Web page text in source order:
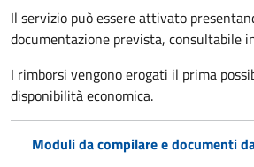
Il servizio può essere attivato
documentazione prevista, consultabile
I rimborsi vengono erogati il prima
disponibilità economica.
Moduli da compilare e documenti